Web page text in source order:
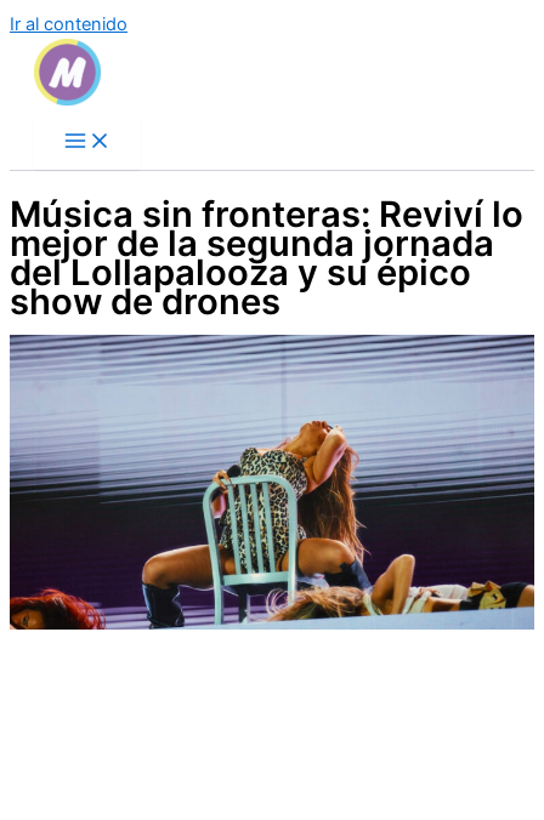
Ir al contenido
Música sin fronteras: Reviví lo
mejor de la segunda jornada
del Lollapalooza y su épico
show de drones